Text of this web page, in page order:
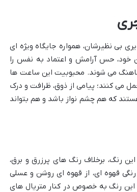
نظیرشان، همواره جایگاه ویژه ای
خود، حس آرامش و اعتماد به نفس را
می شوند. محبوبیت این ساعت ها
می کنند؛ پیامی از ذوق، ظرافت و درک
که هم چشم نواز باشد و هم بتواند
رنگ، برخلاف رنگ های پرزرق و برق،
قهوه ای، از قهوه ای روشن و عسلی
این رنگ به خصوص در کنار متریال های